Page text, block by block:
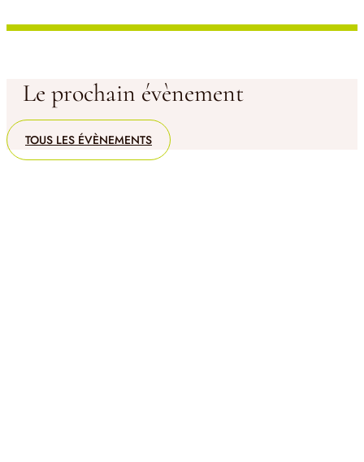
Le prochain évènement
TOUS LES ÉVÈNEMENTS